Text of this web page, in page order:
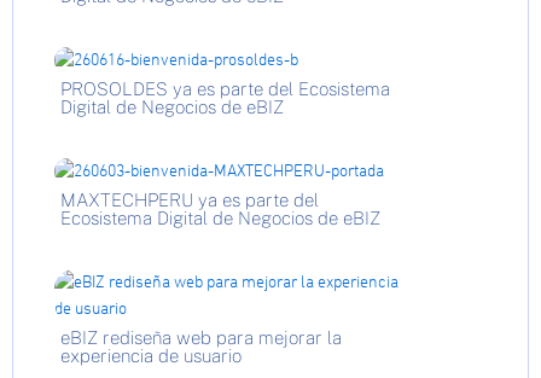
PROSOLDES ya es parte del Ecosistema
Digital de Negocios de eBIZ
MAXTECHPERU ya es parte del
Ecosistema Digital de Negocios de eBIZ
eBIZ rediseña web para mejorar la
experiencia de usuario